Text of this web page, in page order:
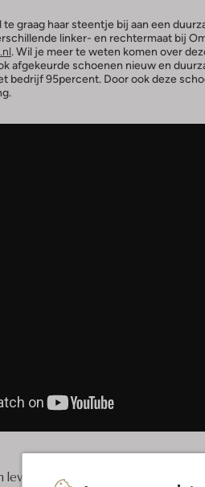
te graag haar steentje bij aan een
linker- en rechtermaat bij
. Wil je meer te weten komen over
afgekeurde schoenen nieuw en
bedrijf 95percent. Door ook deze scho
voor onze schoenen